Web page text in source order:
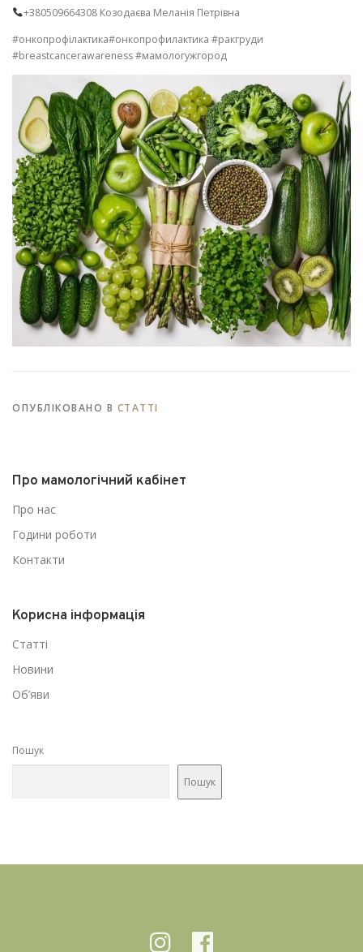
+380509664308 Козодаєва Меланія Петрівна
#онкопрофілактика#онкопрофилактика #ракгруди
#breastcancerawareness #мамологужгород
ОПУБЛІКОВАНО В СТАТТІ
Про мамологічний кабінет
Про нас
Години роботи
Контакти
Корисна інформація
Статті
Новини
Об’яви
Пошук
Пошук